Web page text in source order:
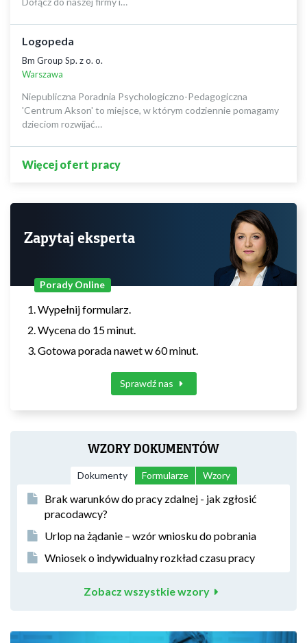
Logopeda
Bm Group Sp. z o. o.
Warszawa
Niepubliczna Poradnia Psychologiczno-Pedagogiczna
'Centrum Akson' to miejsce, w którym codziennie pomagamy
dzieciom rozwijać…
Więcej ofert pracy
Zapytaj eksperta
Porady Online
Wypełnij formularz.
Wycena do 15 minut.
Gotowa porada nawet w 60 minut.
Sprawdź nas
WZORY DOKUMENTÓW
Dokumenty Formularze Wzory
Brak warunków do pracy zdalnej - jak zgłosić
pracodawcy?
Urlop na żądanie – wzór wniosku do pobrania
Wniosek o indywidualny rozkład czasu pracy
Zobacz wszystkie wzory